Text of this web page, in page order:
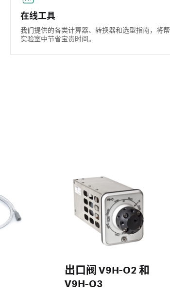
在线工具
我们提供的各类计算器、转换器和选型指南，将
实验室中节省宝贵时间。
出口阀 V9H-O2 和
V9H-O3